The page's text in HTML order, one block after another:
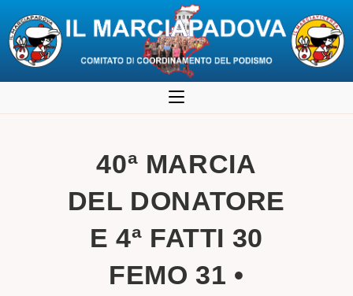
al
40ª MARCIA
DEL DONATORE
E 4ª FATTI 30
FEMO 31 •